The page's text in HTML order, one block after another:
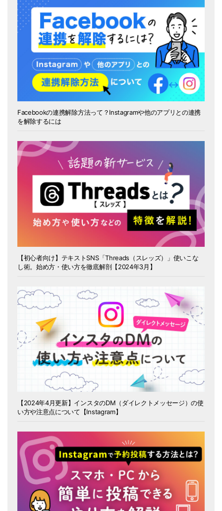
Facebookの連携解除方法って？Instagramや他のアプリとの連携
を解除するには
【初心者向け】テキストSNS「Threads（スレッズ）」使いこな
し術。始め方・使い方を徹底解剖【2024年3月】
【2024年4月更新】インスタのDM（ダイレクトメッセージ）の使
い方や注意点について【Instagram】